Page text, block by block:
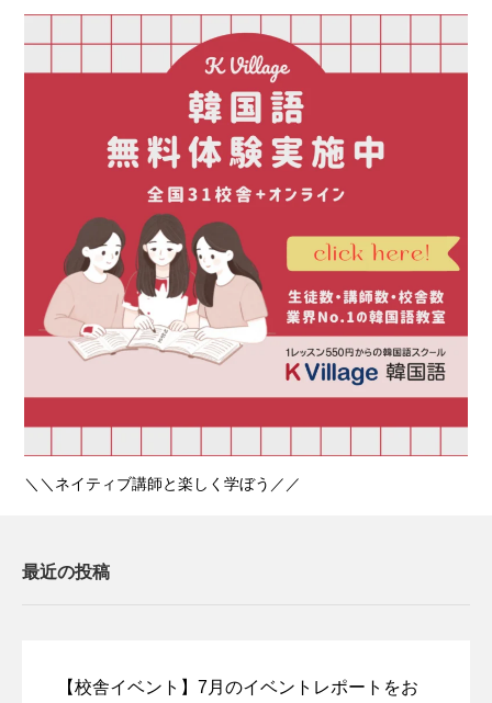
＼＼ネイティブ講師と楽しく学ぼう／／
最近の投稿
【校舎イベント】7月のイベントレポートをお